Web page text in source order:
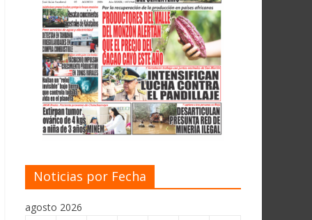
Noticias por Fecha
agosto 2026